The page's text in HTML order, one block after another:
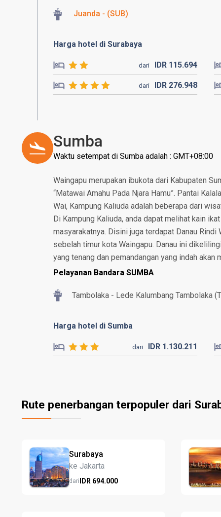
Juanda - (SUB)
Harga hotel di Surabaya
dari IDR 115.694
dari IDR 276.948
Sumba
Waktu setempat di Sumba adalah : GMT+08:00
Waingapu merupakan ibukota dari Kabupaten
“Matawai Amahu Pada Njara Hamu”. Pantai
Wai, Kampung Kaliuda adalah beberapa dari
Di Kampung Kaliuda, anda dapat melihat kain
masyarakatnya. Disini juga terdapat Danau
sebelah timur kota Waingapu. Danau ini
yang tenang dan pemandangan yang indah akan
Pelayanan Bandara SUMBA
Tambolaka - Lede Kalumbang Tambolaka
Harga hotel di Sumba
dari IDR 1.130.211
Rute penerbangan terpopuler dari
Surabaya
ke Jakarta
dariIDR 694.000